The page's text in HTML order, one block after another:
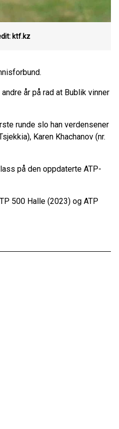
ktf.kz
år på rad at Bublik vinner
runde slo han verdensener
Karen Khachanov (nr.
på den oppdaterte ATP-
500 Halle (2023) og ATP